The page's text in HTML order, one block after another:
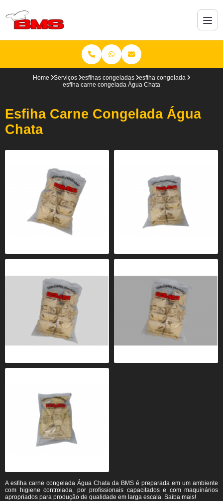
Home Serviços esfihas congeladas
esfiha congelada
esfiha carne congelada Água Chata
Esfiha Carne Congelada Água
Chata
A esfiha carne congelada Água Chata da BMS é preparada em um ambiente
com higiene controlada, por profissionais capacitados e com maquinários
apropriados para produção de qualidade em larga escala. Saiba mais!